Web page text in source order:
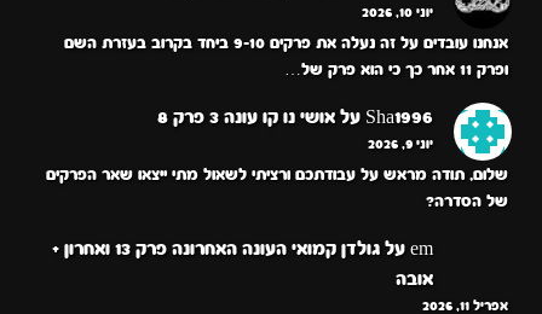
יוני 10, 2026
אנחנו עובדים על זה נעלה את פרקים 9-10 ביחד בקרוב בעזרת השם
ופרק 11 אחר כך כי הוא פרק של…
Sha1996 על אושי נו קו עונה 3 פרק 8
יוני 9, 2026
שלום, תודה מראש על עבודתכם ורציתי לשאול מתי ייצאו שאר הפרקים
של הסדרה?
em על
גולדן קמואי העונה האחרונה פרק 13 ואחרון +
אובה
אפריל 11, 2026